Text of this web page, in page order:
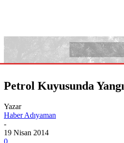
Petrol Kuyusunda
Yazar
Haber Adıyaman
-
19 Nisan 2014
0